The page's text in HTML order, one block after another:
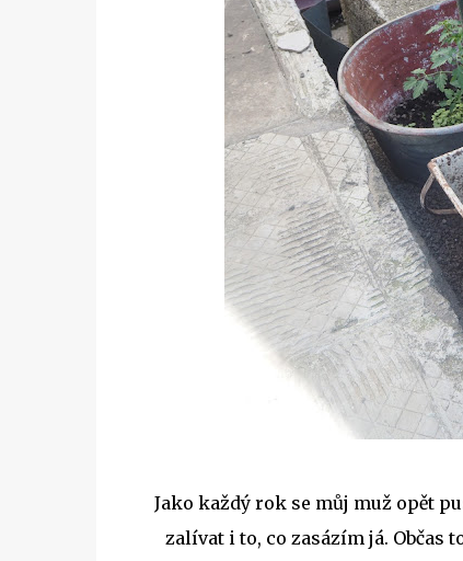
Jako každý rok se můj muž opět
zalívat i to, co zasázím já. Občas